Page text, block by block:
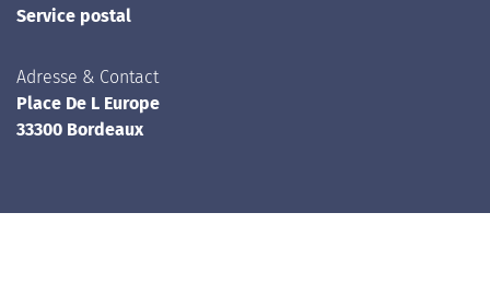
Service postal
Adresse & Contact
Place De L Europe
33300 Bordeaux